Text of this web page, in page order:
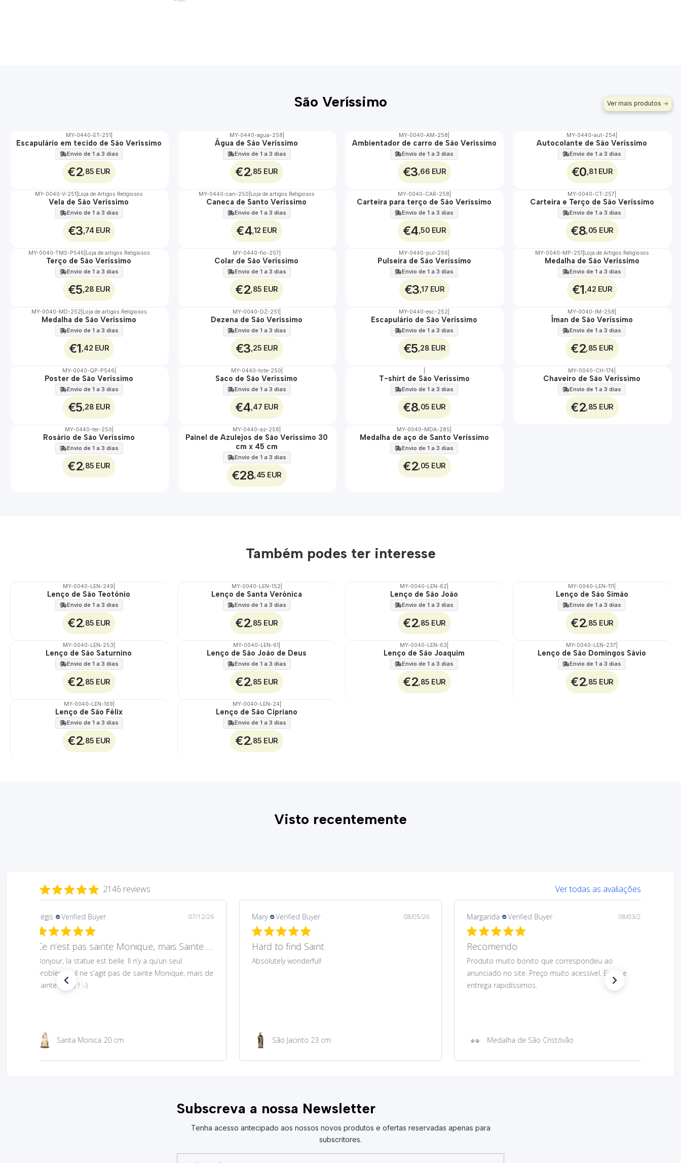
São Veríssimo Ver mais produtos
🇵🇹
MY-0440-ET-251
Escapulário em tecido de São Veríssimo
Envio de 1 a 3 dias
€2 ,85 EUR
MY-0440-agua-258
Água de São Veríssimo
Envio de 1 a 3 dias
€2 ,85 EUR
🇵🇹
MY-0040-AM-258
Ambientador de carro de São Veríssimo
Envio de 1 a 3 dias
€3 ,66 EUR
MY-0440-aut-254
Autocolante de São Veríssimo
Envio de 1 a 3 dias
€0 ,81 EUR
MY-0040-V-251 Loja de Artigos Religiosos
Vela de São Veríssimo
Envio de 1 a 3 dias
€3 ,74 EUR
MY-0440-can-250 Loja de artigos Religiosos
Caneca de Santo Veríssimo
Envio de 1 a 3 dias
€4 ,12 EUR
🇵🇹
MY-0040-CAR-258
Carteira para terço de São Verissimo
Envio de 1 a 3 dias
€4 ,50 EUR
🇵🇹
MY-0040-CT-257
Carteira e Terço de São Veríssimo
Envio de 1 a 3 dias
€8 ,05 EUR
MY-0040-TMS-P546 Loja de artigos Religiosos
Terço de São Veríssimo
Envio de 1 a 3 dias
€5 ,28 EUR
MY-0440-fio-257
Colar de São Veríssimo
Envio de 1 a 3 dias
€2 ,85 EUR
MY-0440-pul-256
Pulseira de São Veríssimo
Envio de 1 a 3 dias
€3 ,17 EUR
MY-0040-MP-251 Loja de Artigos Religiosos
Medalha de São Veríssimo
Envio de 1 a 3 dias
€1 ,42 EUR
MY-0040-MD-252 Loja de artigos Religiosos
Medalha de São Veríssimo
Envio de 1 a 3 dias
€1 ,42 EUR
MY-0040-DZ-251
Dezena de São Veríssimo
Envio de 1 a 3 dias
€3 ,25 EUR
MY-0440-esc-252
Escapulário de São Veríssimo
Envio de 1 a 3 dias
€5 ,28 EUR
MY-0040-IM-258
Íman de São Veríssimo
Envio de 1 a 3 dias
€2 ,85 EUR
MY-0040-QP-P546
Poster de São Veríssimo
Envio de 1 a 3 dias
€5 ,28 EUR
MY-0440-tote-250
Saco de São Veríssimo
Envio de 1 a 3 dias
€4 ,47 EUR
T-shirt de São Veríssimo
Envio de 1 a 3 dias
€8 ,05 EUR
MY-0040-CH-174
Chaveiro de São Veríssimo
Envio de 1 a 3 dias
€2 ,85 EUR
MY-0440-ter-250
Rosário de São Veríssimo
Envio de 1 a 3 dias
€2 ,85 EUR
🇵🇹
MY-0440-az-258
Painel de Azulejos de São Veríssimo 30
cm x 45 cm
Envio de 1 a 3 dias
€28 ,45 EUR
🇵🇹
MY-0040-MDA-285
Medalha de aço de Santo Veríssimo
Envio de 1 a 3 dias
€2 ,05 EUR
Também podes ter interesse
MY-0040-LEN-249
Lenço de São Teotónio
Envio de 1 a 3 dias
€2 ,85 EUR
MY-0040-LEN-152
Lenço de Santa Verónica
Envio de 1 a 3 dias
€2 ,85 EUR
MY-0040-LEN-62
Lenço de São João
Envio de 1 a 3 dias
€2 ,85 EUR
MY-0040-LEN-111
Lenço de São Simão
Envio de 1 a 3 dias
€2 ,85 EUR
MY-0040-LEN-253
Lenço de São Saturnino
Envio de 1 a 3 dias
€2 ,85 EUR
MY-0040-LEN-61
Lenço de São João de Deus
Envio de 1 a 3 dias
€2 ,85 EUR
MY-0040-LEN-63
Lenço de São Joaquim
Envio de 1 a 3 dias
€2 ,85 EUR
MY-0040-LEN-237
Lenço de São Domingos Sávio
Envio de 1 a 3 dias
€2 ,85 EUR
MY-0040-LEN-169
Lenço de São Félix
Envio de 1 a 3 dias
€2 ,85 EUR
MY-0040-LEN-24
Lenço de São Cipriano
Envio de 1 a 3 dias
€2 ,85 EUR
Visto recentemente
2146 reviews Ver todas as avaliações
Mary Verified Buyer 08/05/26
Hard to find Saint
Absolutely wonderful!
São Jacinto 23 cm
Margarida Verified Buyer 08/03/26
Recomendo
Produto muito bonito que correspondeu ao
Medalha de São Cristóvão
Margarida Verified Buyer 08/03/26
Recomendo.
Preço muito acessível e design muito bom do
produto. O produto correspondeu ao anunciado.
Envio e entrega rapidíssimos. Voltaria a comprar.
Íman de metal com imagem São Cristóvão
Subscreva a nossa Newsletter
Tenha acesso antecipado aos nossos novos produtos e ofertas reservadas apenas para
subscritores.